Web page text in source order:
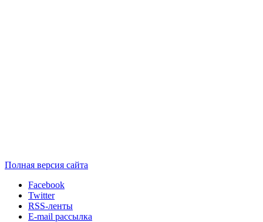
Полная версия сайта
Facebook
Twitter
RSS-ленты
E-mail рассылка